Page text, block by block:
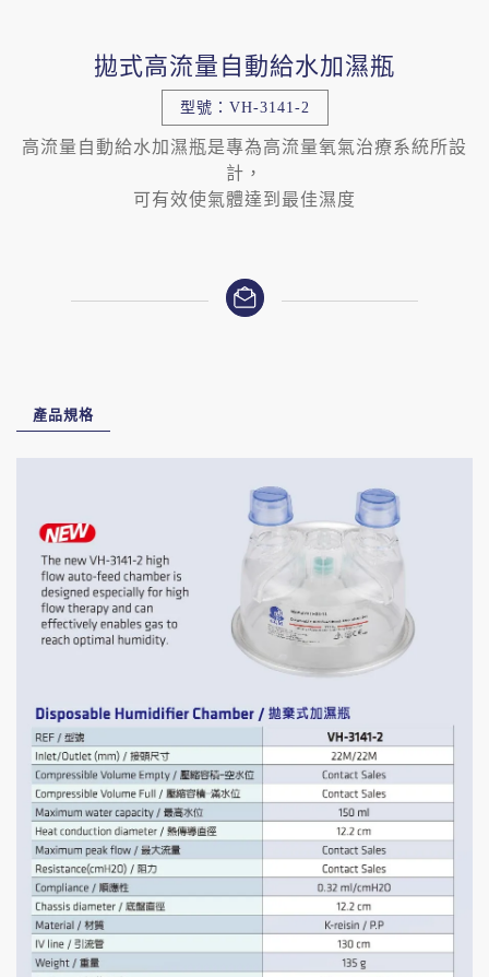
拋式高流量自動給水加濕瓶
型號：VH-3141-2
高流量自動給水加濕瓶是專為高流量氧氣治療系統所設
計，
可有效使氣體達到最佳濕度
產品規格